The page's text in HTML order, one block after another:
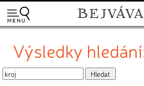
Výsledky